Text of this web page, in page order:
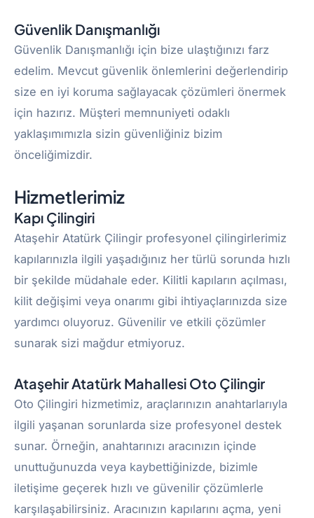
Güvenlik Danışmanlığı
Güvenlik Danışmanlığı için bize ulaştığınızı farz
edelim. Mevcut güvenlik önlemlerini değerlendirip
size en iyi koruma sağlayacak çözümleri önermek
için hazırız. Müşteri memnuniyeti odaklı
yaklaşımımızla sizin güvenliğiniz bizim
önceliğimizdir.
Hizmetlerimiz
Kapı Çilingiri
Ataşehir Atatürk Çilingir profesyonel çilingirlerimiz
kapılarınızla ilgili yaşadığınız her türlü sorunda hızlı
bir şekilde müdahale eder. Kilitli kapıların açılması,
kilit değişimi veya onarımı gibi ihtiyaçlarınızda size
yardımcı oluyoruz. Güvenilir ve etkili çözümler
sunarak sizi mağdur etmiyoruz.
Ataşehir Atatürk Mahallesi Oto Çilingir
Oto Çilingiri hizmetimiz, araçlarınızın anahtarlarıyla
ilgili yaşanan sorunlarda size profesyonel destek
sunar. Örneğin, anahtarınızı aracınızın içinde
unuttuğunuzda veya kaybettiğinizde, bizimle
iletişime geçerek hızlı ve güvenilir çözümlerle
karşılaşabilirsiniz. Aracınızın kapılarını açma, yeni